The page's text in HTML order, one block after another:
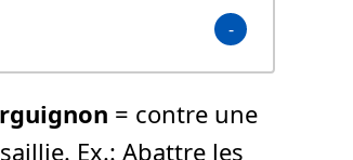
= contre une
Ex.: Abattre les